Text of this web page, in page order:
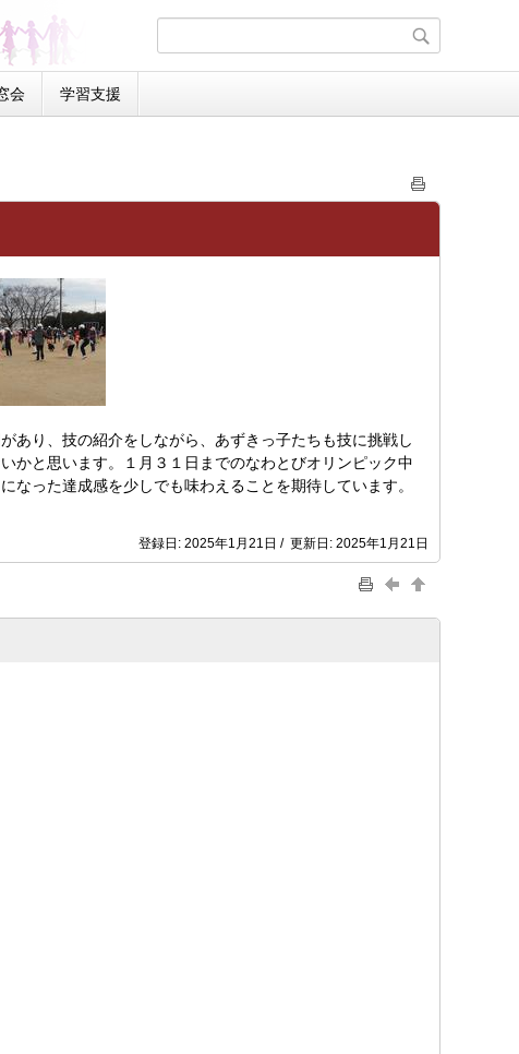
会 学習支援
あり、技の紹介をしながら、あずきっ子たちも技に挑戦し
かと思います。１月３１日までのなわとびオリンピック中
った達成感を少しでも味わえることを期待しています。
登録日: 2025年1月21日 / 更新日: 2025年1月21日